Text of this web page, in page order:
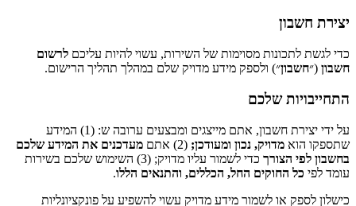
יצירת חשבון
כדי לגשת לתכונות מסוימות של השירות, עשוי להיות עליכם לרשום
חשבון (״חשבון״) ולספק מידע מדויק שלם במהלך תהליך הרישום.
התחייבויות שלכם
על ידי יצירת חשבון, אתם מייצגים ומבצעים ערובה ש: (1) המידע
שתספקו הוא מדויק, נכון ומעודכן; (2) אתם
מעדכנים את המידע שלכם
בחשבון לפי הצורך
כדי לשמור עליו מדויק; (3) השימוש שלכם בשירות
עומד לפי כל החוקים החל, הכללים, והתנאים הללו.
כישלון לספק או לשמור מידע מדויק עשוי להשפיע על פונקציונליות